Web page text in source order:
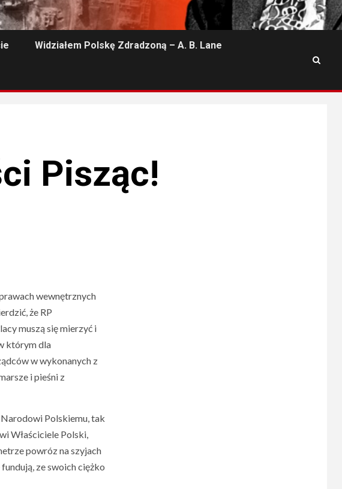
Widziałem Polskę Zdradzoną – A. B. Lane
Pisząc!
wewnętrznych
że RP
muszą się mierzyć i
którym dla
w wykonanych z
i pieśni z
Polskiemu, tak
Właściciele Polski,
powróz na szyjach
ze swoich ciężko